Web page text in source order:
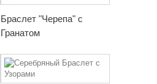
Браслет "Черепа" с
Гранатом